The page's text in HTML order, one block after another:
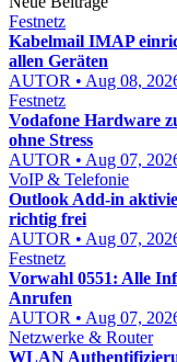
Festnetz
Kabelmail IMAP
allen Geräten
AUTOR • Aug 08,
Festnetz
Vodafone Hardware
ohne Stress
AUTOR • Aug 07,
VoIP & Telefonie
Outlook Add-in
richtig frei
AUTOR • Aug 07,
Festnetz
Vorwahl 0551: Alle
Anrufen
AUTOR • Aug 07,
Netzwerke & Router
WLAN